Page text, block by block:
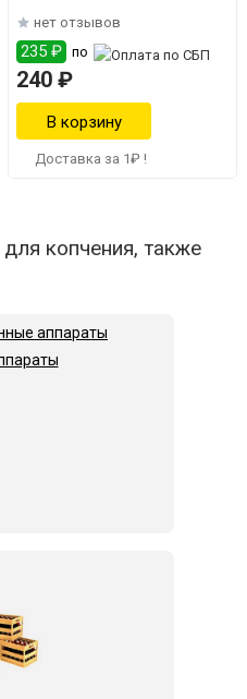
нет отзывов
235 ₽ по
240 ₽
Доставка за 1₽ !
копчения, также